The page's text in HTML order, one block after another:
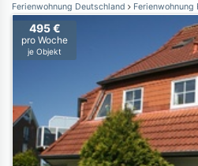
Ferienwohnung Deutschland Ferienwohnung
495 €
pro Woche
je Objekt